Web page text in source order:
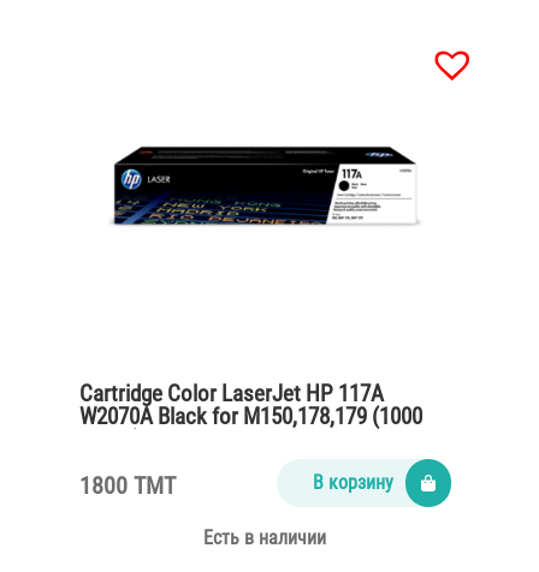
Cartridge Color LaserJet HP 117A
W2070A Black for M150,178,179 (1000
1800 TMT В корзину
Есть в наличии